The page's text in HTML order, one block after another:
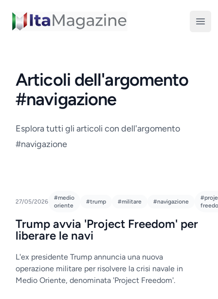
ItaMagazine
Articoli dell'argomento
#navigazione
Esplora tutti gli articoli con dell'argomento
#navigazione
27/05/2026
#medio
oriente
#trump #militare #navigazione
Trump avvia 'Project Freedom' per
liberare le navi
L'ex presidente Trump annuncia una nuova
operazione militare per risolvere la crisi navale in
Medio Oriente, denominata 'Project Freedom'.